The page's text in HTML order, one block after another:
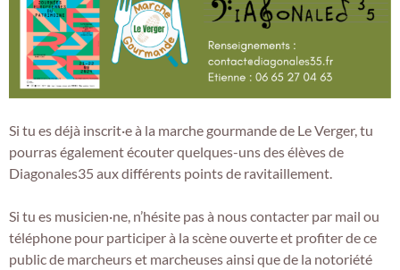
Si tu es déjà inscrit·e à la marche gourmande de Le Verger, tu
pourras également écouter quelques-uns des élèves de
Diagonales35 aux différents points de ravitaillement.
Si tu es musicien·ne, n’hésite pas à nous contacter par mail ou
téléphone pour participer à la scène ouverte et profiter de ce
public de marcheurs et marcheuses ainsi que de la notoriété